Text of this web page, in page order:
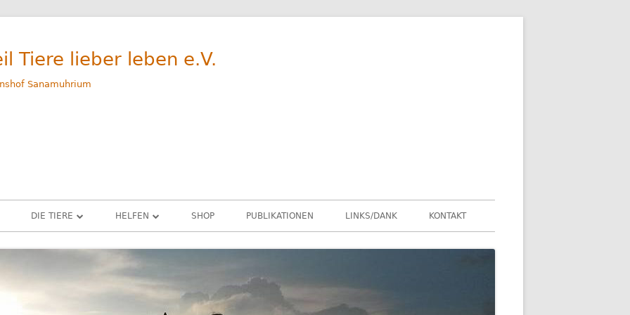
Tiere lieber leben e.V.
Sanamuhrium
DIE TIERE HELFEN SHOP PUBLIKATIONEN LINKS/DANK KONTAKT